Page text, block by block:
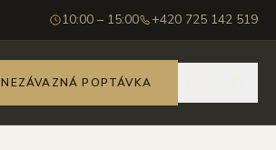
10:00 – 15:00 +420 725 142 519
NEZÁVAZNÁ POPTÁVKA